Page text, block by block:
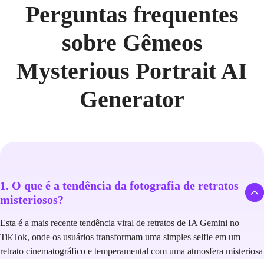
Perguntas frequentes
sobre Gêmeos
Mysterious Portrait AI
Generator
1. O que é a tendência da fotografia de retratos
misteriosos?
Esta é a mais recente tendência viral de retratos de IA Gemini no
TikTok, onde os usuários transformam uma simples selfie em um
retrato cinematográfico e temperamental com uma atmosfera misteriosa